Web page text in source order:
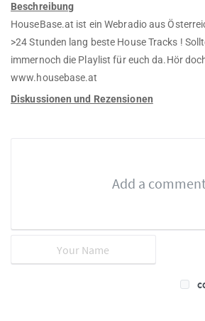
Beschreibung
HouseBase.at ist ein Webradio aus
>24 Stunden lang beste House Tracks !
immernoch die Playlist für euch da.Hör
www.housebase.at
Diskussionen und Rezensionen